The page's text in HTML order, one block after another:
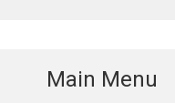
Main Menu